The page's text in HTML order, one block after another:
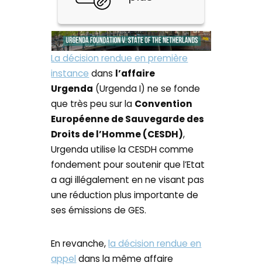
La décision rendue en première
instance dans l’affaire
Urgenda (Urgenda I) ne se fonde
que très peu sur la Convention
Européenne de Sauvegarde des
Droits de l’Homme (CESDH),
Urgenda utilise la CESDH comme
fondement pour soutenir que l’Etat
a agi illégalement en ne visant pas
une réduction plus importante de
ses émissions de GES.
En revanche,la décision rendue en
appel dans la même affaire